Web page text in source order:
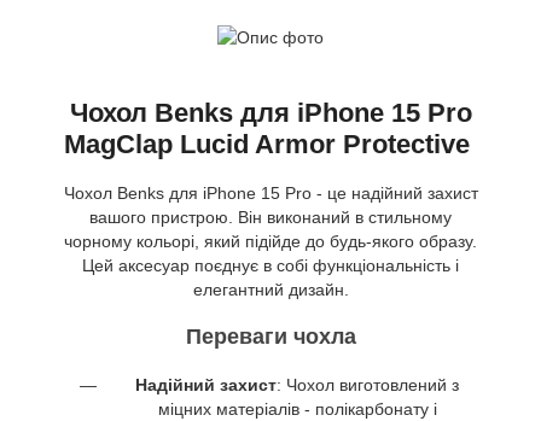
Чохол Benks для iPhone 15 Pro
MagClap Lucid Armor Protective
Чохол Benks для iPhone 15 Pro - це надійний захист
вашого пристрою. Він виконаний в стильному
чорному кольорі, який підійде до будь-якого образу.
Цей аксесуар поєднує в собі функціональність і
елегантний дизайн.
Переваги чохла
Надійний захист: Чохол виготовлений з
міцних матеріалів - полікарбонату і